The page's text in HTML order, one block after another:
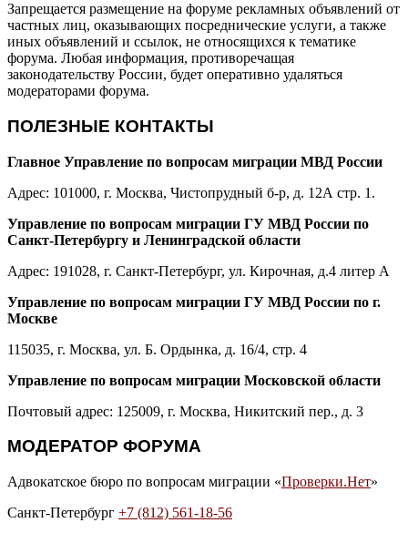
Запрещается размещение на форуме рекламных объявлений от
частных лиц, оказывающих посреднические услуги, а также
иных объявлений и ссылок, не относящихся к тематике
форума. Любая информация, противоречащая
законодательству России, будет оперативно удаляться
модераторами форума.
ПОЛЕЗНЫЕ КОНТАКТЫ
Главное Управление по вопросам миграции МВД России
Адрес: 101000, г. Москва, Чистопрудный б-р, д. 12А стр. 1.
Управление по вопросам миграции ГУ МВД России по
Санкт-Петербургу и Ленинградской области
Адрес: 191028, г. Санкт-Петербург, ул. Кирочная, д.4 литер А
Управление по вопросам миграции ГУ МВД России по г.
Москве
115035, г. Москва, ул. Б. Ордынка, д. 16/4, стр. 4
Управление по вопросам миграции Московской области
Почтовый адрес: 125009, г. Москва, Никитский пер., д. 3
МОДЕРАТОР ФОРУМА
Адвокатское бюро по вопросам миграции «Проверки.Нет»
Санкт-Петербург +7 (812) 561-18-56